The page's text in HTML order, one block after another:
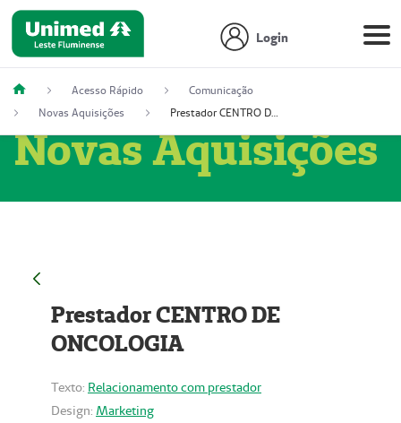
Login
Acesso Rápido
Comunicação
Novas Aquisições
Prestador CENTRO DE ONCOLOGIA
Novas Aquisições
Prestador CENTRO DE
ONCOLOGIA
Texto: Relacionamento com prestador
Design: Marketing